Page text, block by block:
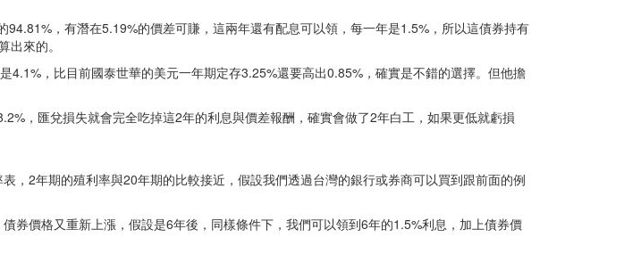
，有潛在5.19%的價差可賺，這兩年還有配息可以領，每一年是1.5%，所以這債券持有
來的。
，比目前國泰世華的美元一年期定存3.25%還要高出0.85%，確實是不錯的選擇。但他擔
，匯兌損失就會完全吃掉這2年的利息與價差報酬，確實會做了2年白工，如果更低就虧損
，2年期的殖利率與20年期的比較接近，假設我們透過台灣的銀行或券商可以買到跟前面的例
券價格又重新上漲，假設是6年後，同樣條件下，我們可以領到6年的1.5%利息，加上債券價